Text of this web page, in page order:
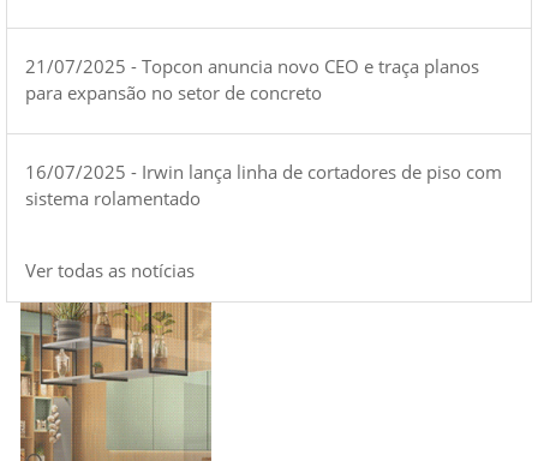
21/07/2025 - Topcon anuncia novo CEO e traça planos
para expansão no setor de concreto
16/07/2025 - Irwin lança linha de cortadores de piso com
sistema rolamentado
Ver todas as notícias